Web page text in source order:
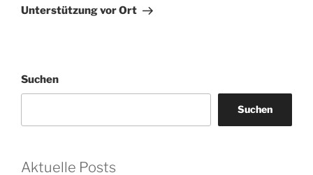
Unterstützung vor Ort
Suchen
Suchen
Aktuelle Posts